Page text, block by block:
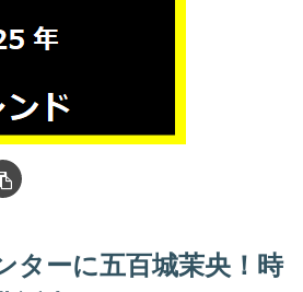
ターに五百城茉央！時